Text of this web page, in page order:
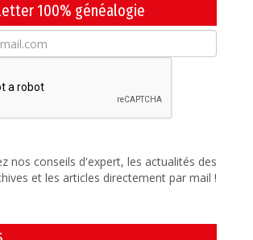
100% généalogie
nos conseils d'expert, les actualités des
et les articles directement par mail !